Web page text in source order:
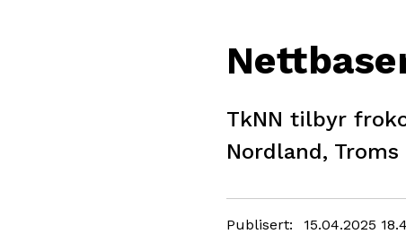
TkNN tilbyr
Nordland,
Publisert 15.04.2025